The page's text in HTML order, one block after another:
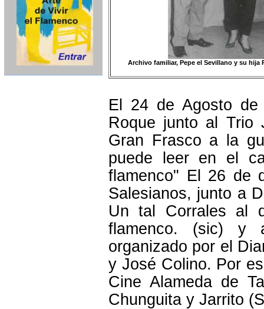
Archivo familiar, Pepe el Sevillano y su hija
El 24 de Agosto
Roque junto al Trio
Gran Frasco a la
puede leer en el
flamenco" El 26 de
Salesianos, junto a
Un tal Corrales al
flamenco. (sic) y
organizado por el
y José Colino. Por
Cine Alameda de
Chunguita y Jarrito